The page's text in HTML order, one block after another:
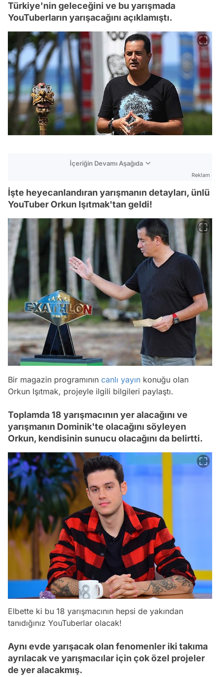
Türkiye'nin geleceğini ve bu yarışmada
YouTuberların yarışacağını açıklamıştı.
İçeriğin Devamı Aşağıda
Reklam
İşte heyecanlandıran yarışmanın detayları, ünlü
YouTuber Orkun Işıtmak'tan geldi!
Bir magazin programının canlı yayın konuğu olan
Orkun Işıtmak, projeyle ilgili bilgileri paylaştı.
Toplamda 18 yarışmacının yer alacağını ve
yarışmanın Dominik'te olacağını söyleyen
Orkun, kendisinin sunucu olacağını da belirtti.
Elbette ki bu 18 yarışmacının hepsi de yakından
tanıdığınız YouTuberlar olacak!
Aynı evde yarışacak olan fenomenler iki takıma
ayrılacak ve yarışmacılar için çok özel projeler
de yer alacakmış.